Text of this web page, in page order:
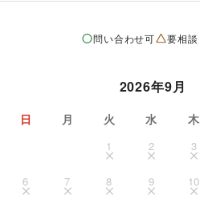
問い合わせ可 要相談
2026年9月
日 月 火 水 木
1 2 3
6 7 8 9 10